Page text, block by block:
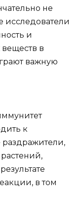
не
исследователи
и
в
важную
к
раздражители,
в том